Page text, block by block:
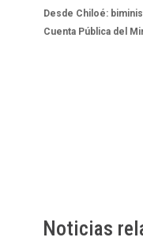
Desde Chiloé:
Cuenta Pública del
Noticias